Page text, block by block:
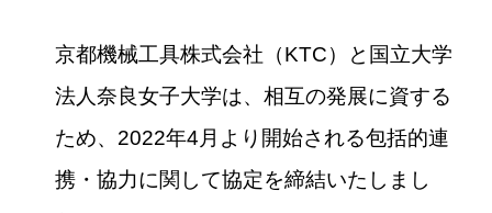
京都機械工具株式会社（KTC）と国立大学
法人奈良女子大学は、相互の発展に資する
ため、 2022年4 月より開始される包括的連
携・協力に関して協定を締結いたしまし